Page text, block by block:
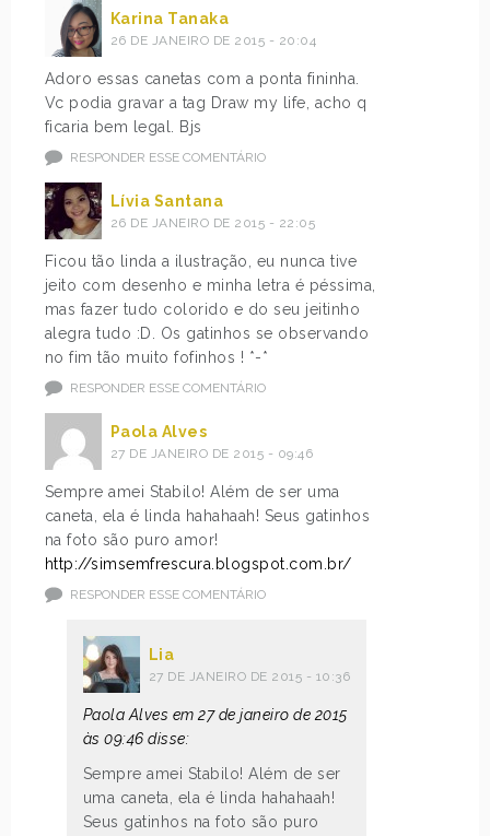
Karina Tanaka
26 DE JANEIRO DE 2015 - 20:04
Adoro essas canetas com a ponta fininha.
Vc podia gravar a tag Draw my life, acho q
ficaria bem legal. Bjs
RESPONDER ESSE COMENTÁRIO
Lívia Santana
26 DE JANEIRO DE 2015 - 22:05
Ficou tão linda a ilustração, eu nunca tive
jeito com desenho e minha letra é péssima,
mas fazer tudo colorido e do seu jeitinho
alegra tudo :D. Os gatinhos se observando
no fim tão muito fofinhos ! *-*
RESPONDER ESSE COMENTÁRIO
Paola Alves
27 DE JANEIRO DE 2015 - 09:46
Sempre amei Stabilo! Além de ser uma
caneta, ela é linda hahahaah! Seus gatinhos
na foto são puro amor!
http://simsemfrescura.blogspot.com.br/
RESPONDER ESSE COMENTÁRIO
Lia
27 DE JANEIRO DE 2015 - 10:36
Paola Alves em 27 de janeiro de 2015
às 09:46 disse:
Sempre amei Stabilo! Além de ser
uma caneta, ela é linda hahahaah!
Seus gatinhos na foto são puro